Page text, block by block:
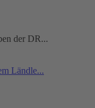
der DR...
Ländle...